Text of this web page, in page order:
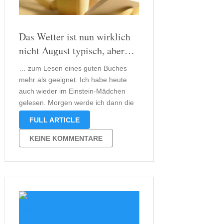
Das Wetter ist nun wirklich
nicht August typisch, aber…
… zum Lesen eines guten Buches
mehr als geeignet. Ich habe heute
auch wieder im Einstein-Mädchen
gelesen. Morgen werde ich dann die
Rezension für meine Bekannte
das Einstein Mädchen allerdings noch
ein bis zwei Tage treu bleiben.
Schließlich möchte ich nicht …
FULL ARTICLE
KEINE KOMMENTARE